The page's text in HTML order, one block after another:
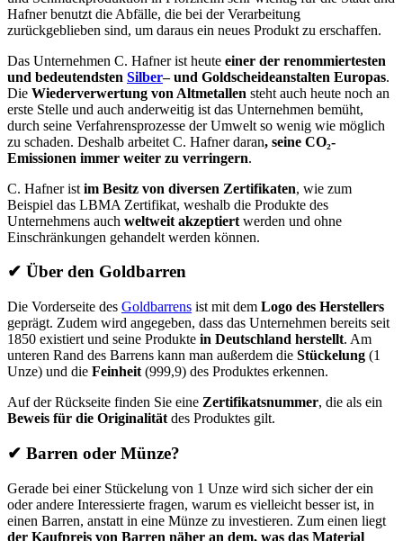
Hafner benutzt die Abfälle, die bei der Verarbeitung
zurückgeblieben sind, um daraus ein neues Produkt zu erschaffen.
Das Unternehmen C. Hafner ist heute einer der renommiertesten
und bedeutendsten Silber– und Goldscheideanstalten Europas.
Die Wiederverwertung von Altmetallen steht auch heute noch an
erste Stelle und auch anderweitig ist das Unternehmen bemüht,
durch seine Verfahrensprozesse der Umwelt so wenig wie möglich
zu schaden. Deshalb arbeitet C. Hafner daran, seine CO₂-
Emissionen immer weiter zu verringern.
C. Hafner ist im Besitz von diversen Zertifikaten, wie zum
Beispiel das LBMA Zertifikat, weshalb die Produkte des
Unternehmens auch weltweit akzeptiert werden und ohne
Einschränkungen gehandelt werden können.
✔ Über den Goldbarren
Die Vorderseite des Goldbarrens ist mit dem Logo des Herstellers
geprägt. Zudem wird angegeben, dass das Unternehmen bereits seit
1850 existiert und seine Produkte in Deutschland herstellt. Am
unteren Rand des Barrens kann man außerdem die Stückelung (1
Unze) und die Feinheit (999,9) des Produktes erkennen.
Auf der Rückseite finden Sie eine Zertifikatsnummer, die als ein
Beweis für die Originalität des Produktes gilt.
✔ Barren oder Münze?
Gerade bei einer Stückelung von 1 Unze wird sich sicher der ein
oder andere Interessierte fragen, warum es vielleicht besser ist, in
einen Barren, anstatt in eine Münze zu investieren. Zum einen liegt
der Kaufpreis von Barren näher an dem, was das Material